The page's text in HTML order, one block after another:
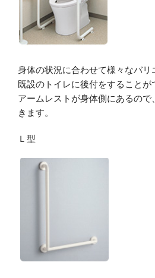
身体の状況に合わせて様々なバリ
既設のトイレに後付をすることが
アームレストが身体側にあるの
きます。
Ｌ型